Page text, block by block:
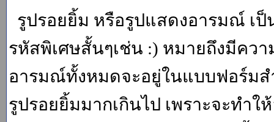
รูปรอยยิ้ม หรือรูปแสดงอารมณ์ เ
รหัสพิเศษสั้นๆเช่น :) หมายถึงมีคว
อารมณ์ทั้งหมดจะอยู่ในแบบฟอร์ม
รูปรอยยิ้มมากเกินไป เพราะจะทำใ